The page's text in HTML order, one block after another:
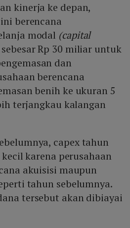
kinerja ke depan,
berencana
modal (capital
Rp 30 miliar untuk
dan
berencana
benih ke ukuran 5
terjangkau kalangan
capex tahun
karena perusahaan
akuisisi maupun
tahun sebelumnya.
tersebut akan dibiayai